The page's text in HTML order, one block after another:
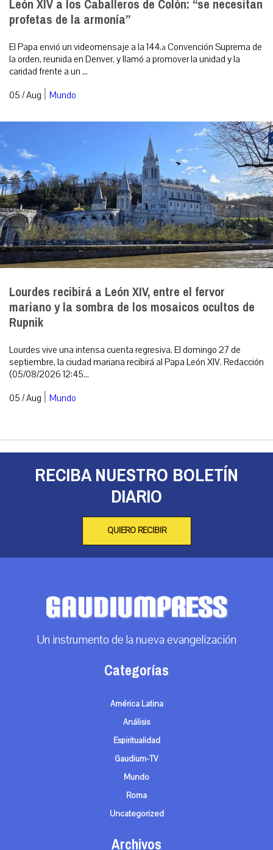
León XIV a los Caballeros de Colón: “se necesitan
profetas de la armonía”
El Papa envió un videomensaje a la 144.ª Convención Suprema de
la orden, reunida en Denver, y llamó a promover la unidad y la
caridad frente a un ...
05 / Aug | Mundo
Lourdes recibirá a León XIV, entre el fervor
mariano y la sombra de los mosaicos ocultos de
Rupnik
Lourdes vive una intensa cuenta regresiva. El domingo 27 de
septiembre, la ciudad mariana recibirá al Papa León XIV. Redacción
(05/08/2026 12:45...
05 / Aug | Mundo
RECIBA NUESTRO BOLETÍN
DIARIO
QUIERO RECIBIR
Un instrumento de la nueva evangelización
Categorías
América Latina
Análisis
Espiritualidad
Gaudium-TV
Mundo
Roma
Uncategorized
Archivos